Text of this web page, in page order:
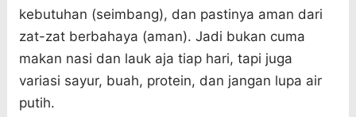
kebutuhan (seimbang), dan pastinya aman dari
zat-zat berbahaya (aman). Jadi bukan cuma
makan nasi dan lauk aja tiap hari, tapi juga
variasi sayur, buah, protein, dan jangan lupa air
putih.